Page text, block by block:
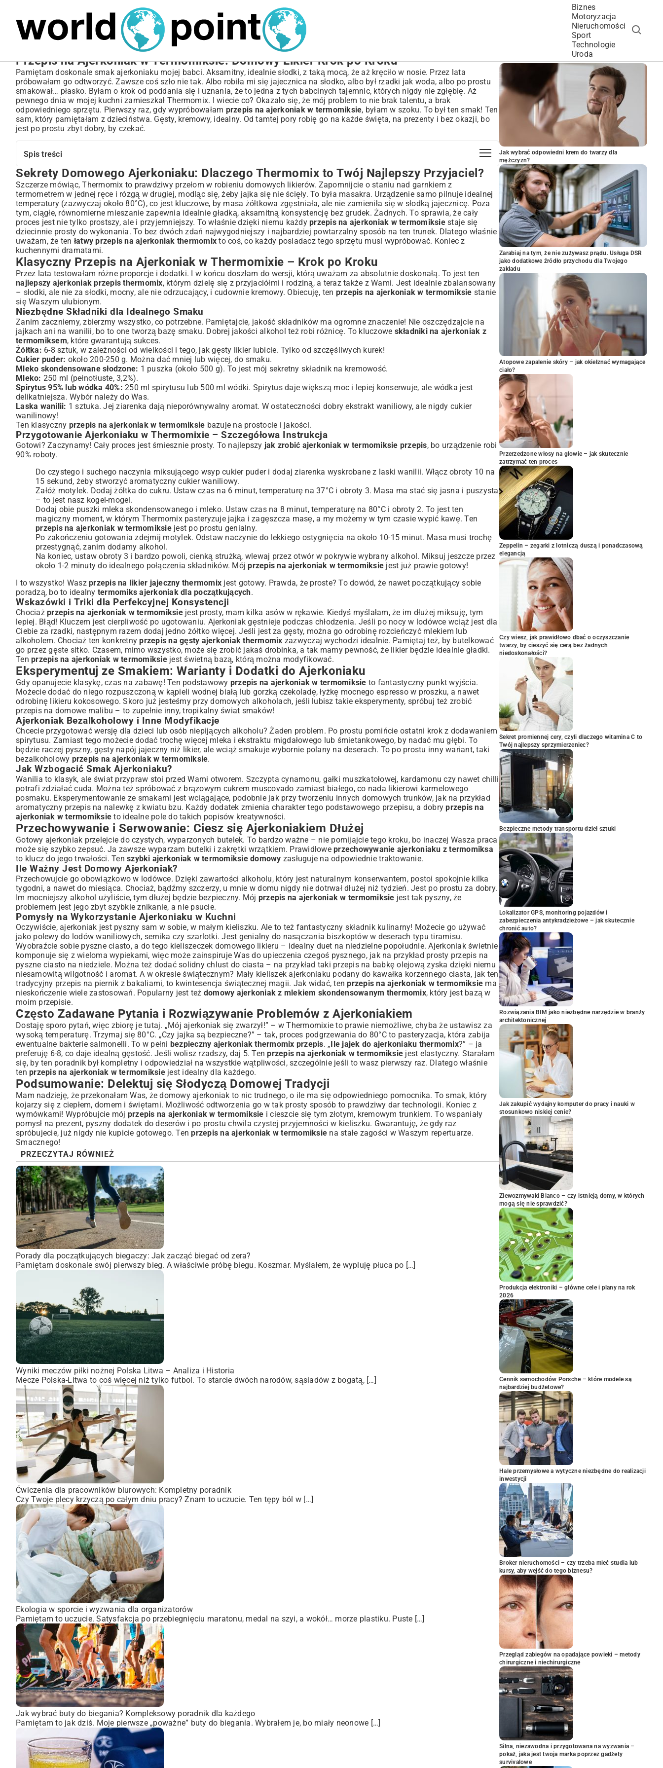
Biznes
Motoryzacja
Nieruchomości
Sport
Technologie
Uroda
Przepis na Ajerkoniak w Termomiksie: Domowy Likier Krok po Kroku
Pamiętam doskonale smak ajerkoniaku mojej babci. Aksamitny, idealnie słodki, z taką mocą, że aż kręciło w nosie. Przez lata
próbowałam go odtworzyć. Zawsze coś szło nie tak. Albo robiła mi się jajecznica na słodko, albo był rzadki jak woda, albo po prostu
smakował… płasko. Byłam o krok od poddania się i uznania, że to jedna z tych babcinych tajemnic, których nigdy nie zgłębię. Aż
pewnego dnia w mojej kuchni zamieszkał Thermomix. I wiecie co? Okazało się, że mój problem to nie brak talentu, a brak
odpowiedniego sprzętu. Pierwszy raz, gdy wypróbowałam przepis na ajerkoniak w termomiksie, byłam w szoku. To był ten smak! Ten
sam, który pamiętałam z dzieciństwa. Gęsty, kremowy, idealny. Od tamtej pory robię go na każde święta, na prezenty i bez okazji, bo
jest po prostu zbyt dobry, by czekać.
Spis treści
Sekrety Domowego Ajerkoniaku: Dlaczego Thermomix to Twój Najlepszy Przyjaciel?
Klasyczny Przepis na Ajerkoniak w Thermomixie – Krok po Kroku
Niezbędne Składniki dla Idealnego Smaku
Przygotowanie Ajerkoniaku w Thermomixie – Szczegółowa Instrukcja
Wskazówki i Triki dla Perfekcyjnej Konsystencji
Eksperymentuj ze Smakiem: Warianty i Dodatki do Ajerkoniaku
Ajerkoniak Bezalkoholowy i Inne Modyfikacje
Jak Wzbogacić Smak Ajerkoniaku?
Przechowywanie i Serwowanie: Ciesz się Ajerkoniakiem Dłużej
Ile Ważny Jest Domowy Ajerkoniak?
Pomysły na Wykorzystanie Ajerkoniaku w Kuchni
Często Zadawane Pytania i Rozwiązywanie Problemów z Ajerkoniakiem
Podsumowanie: Delektuj się Słodyczą Domowej Tradycji
Sekrety Domowego Ajerkoniaku: Dlaczego Thermomix to Twój Najlepszy Przyjaciel?
Szczerze mówiąc, Thermomix to prawdziwy przełom w robieniu domowych likierów. Zapomnijcie o staniu nad garnkiem z
termometrem w jednej ręce i rózgą w drugiej, modląc się, żeby jajka się nie ścięły. To była masakra. Urządzenie samo pilnuje idealnej
temperatury (zazwyczaj około 80°C), co jest kluczowe, by masa żółtkowa zgęstniała, ale nie zamieniła się w słodką jajecznicę. Poza
tym, ciągłe, równomierne mieszanie zapewnia idealnie gładką, aksamitną konsystencję bez grudek. Żadnych. To sprawia, że cały
proces jest nie tylko prostszy, ale i przyjemniejszy. To właśnie dzięki niemu każdy przepis na ajerkoniak w termomiksiestaje się
dziecinnie prosty do wykonania. To bez dwóch zdań najwygodniejszy i najbardziej powtarzalny sposób na ten trunek. Dlatego właśnie
uważam, że ten łatwy przepis na ajerkoniak thermomix to coś, co każdy posiadacz tego sprzętu musi wypróbować. Koniec z
kuchennymi dramatami.
Klasyczny Przepis na Ajerkoniak w Thermomixie – Krok po Kroku
Przez lata testowałam różne proporcje i dodatki. I w końcu doszłam do wersji, którą uważam za absolutnie doskonałą. To jest ten
najlepszy ajerkoniak przepis thermomix, którym dzielę się z przyjaciółmi i rodziną, a teraz także z Wami. Jest idealnie zbalansowany
– słodki, ale nie za słodki, mocny, ale nie odrzucający, i cudownie kremowy. Obiecuję, ten przepis na ajerkoniak w termomiksie stanie
się Waszym ulubionym.
Niezbędne Składniki dla Idealnego Smaku
Zanim zaczniemy, zbierzmy wszystko, co potrzebne. Pamiętajcie, jakość składników ma ogromne znaczenie! Nie oszczędzajcie na
jajkach ani na wanilii, bo to one tworzą bazę smaku. Dobrej jakości alkohol też robi różnicę. To kluczowe składniki na ajerkoniak z
termomiksem, które gwarantują sukces.
Żółtka: 6-8 sztuk, w zależności od wielkości i tego, jak gęsty likier lubicie. Tylko od szczęśliwych kurek!
Cukier puder: około 200-250 g. Można dać mniej lub więcej, do smaku.
Mleko skondensowane słodzone: 1 puszka (około 500 g). To jest mój sekretny składnik na kremowość.
Mleko: 250 ml (pełnotłuste, 3,2%).
Spirytus 95% lub wódka 40%: 250 ml spirytusu lub 500 ml wódki. Spirytus daje większą moc i lepiej konserwuje, ale wódka jest
delikatniejsza. Wybór należy do Was.
Laska wanilii: 1 sztuka. Jej ziarenka dają nieporównywalny aromat. W ostateczności dobry ekstrakt waniliowy, ale nigdy cukier
wanilinowy!
Ten klasyczny przepis na ajerkoniak w termomiksie bazuje na prostocie i jakości.
Przygotowanie Ajerkoniaku w Thermomixie – Szczegółowa Instrukcja
Gotowi? Zaczynamy! Cały proces jest śmiesznie prosty. To najlepszy jak zrobić ajerkoniak w termomiksie przepis, bo urządzenie robi
90% roboty.
Do czystego i suchego naczynia miksującego wsyp cukier puder i dodaj ziarenka wyskrobane z laski wanilii. Włącz obroty 10 na
15 sekund, żeby stworzyć aromatyczny cukier waniliowy.
Załóż motylek. Dodaj żółtka do cukru. Ustaw czas na 6 minut, temperaturę na 37°C i obroty 3. Masa ma stać się jasna i puszysta
– to jest nasz kogel-mogel.
Dodaj obie puszki mleka skondensowanego i mleko. Ustaw czas na 8 minut, temperaturę na 80°C i obroty 2. To jest ten
magiczny moment, w którym Thermomix pasteryzuje jajka i zagęszcza masę, a my możemy w tym czasie wypić kawę. Ten
przepis na ajerkoniak w termomiksiejest po prostu genialny.
Po zakończeniu gotowania zdejmij motylek. Odstaw naczynie do lekkiego ostygnięcia na około 10-15 minut. Masa musi trochę
przestygnąć, zanim dodamy alkohol.
Na koniec, ustaw obroty 3 i bardzo powoli, cienką strużką, wlewaj przez otwór w pokrywie wybrany alkohol. Miksuj jeszcze przez
około 1-2 minuty do idealnego połączenia składników. Mójprzepis na ajerkoniak w termomiksie jest już prawie gotowy!
I to wszystko! Wasz przepis na likier jajeczny thermomix jest gotowy. Prawda, że proste? To dowód, że nawet początkujący sobie
poradzą, bo to idealny termomiks ajerkoniak dla początkujących.
Wskazówki i Triki dla Perfekcyjnej Konsystencji
Chociaż przepis na ajerkoniak w termomiksiejest prosty, mam kilka asów w rękawie. Kiedyś myślałam, że im dłużej miksuję, tym
lepiej. Błąd! Kluczem jest cierpliwość po ugotowaniu. Ajerkoniak gęstnieje podczas chłodzenia. Jeśli po nocy w lodówce wciąż jest dla
Ciebie za rzadki, następnym razem dodaj jedno żółtko więcej. Jeśli jest za gęsty, można go odrobinę rozcieńczyć mlekiem lub
alkoholem. Chociaż ten konkretnyprzepis na gęsty ajerkoniak thermomix zazwyczaj wychodzi idealnie. Pamiętaj też, by butelkować
go przez gęste sitko. Czasem, mimo wszystko, może się zrobić jakaś drobinka, a tak mamy pewność, że likier będzie idealnie gładki.
Ten przepis na ajerkoniak w termomiksiejest świetną bazą, którą można modyfikować.
Eksperymentuj ze Smakiem: Warianty i Dodatki do Ajerkoniaku
Gdy opanujecie klasykę, czas na zabawę! Ten podstawowy przepis na ajerkoniak w termomiksie to fantastyczny punkt wyjścia.
Możecie dodać do niego rozpuszczoną w kąpieli wodnej białą lub gorzką czekoladę, łyżkę mocnego espresso w proszku, a nawet
odrobinę likieru kokosowego. Skoro już jesteśmy przy domowych alkoholach, jeśli lubisz takie eksperymenty, spróbuj też zrobić
przepis na domowe malibu – to zupełnie inny, tropikalny świat smaków!
Ajerkoniak Bezalkoholowy i Inne Modyfikacje
Chcecie przygotować wersję dla dzieci lub osób niepijących alkoholu? Żaden problem. Po prostu pomińcie ostatni krok z dodawaniem
spirytusu. Zamiast tego możecie dodać trochę więcej mleka i ekstraktu migdałowego lub śmietankowego, by nadać mu głębi. To
będzie raczej pyszny, gęsty napój jajeczny niż likier, ale wciąż smakuje wybornie polany na deserach. To po prostu inny wariant, taki
bezalkoholowy przepis na ajerkoniak w termomiksie.
Jak Wzbogacić Smak Ajerkoniaku?
Wanilia to klasyk, ale świat przypraw stoi przed Wami otworem. Szczypta cynamonu, gałki muszkatołowej, kardamonu czy nawet chilli
potrafi zdziałać cuda. Można też spróbować z brązowym cukrem muscovado zamiast białego, co nada likierowi karmelowego
posmaku. Eksperymentowanie ze smakami jest wciągające, podobnie jak przy tworzeniu innych domowych trunków, jak na przykład
aromatyczny przepis na nalewkę z kwiatu bzu. Każdy dodatek zmienia charakter tego podstawowego przepisu, a dobryprzepis na
ajerkoniak w termomiksie to idealne pole do takich popisów kreatywności.
Przechowywanie i Serwowanie: Ciesz się Ajerkoniakiem Dłużej
Gotowy ajerkoniak przelejcie do czystych, wyparzonych butelek. To bardzo ważne – nie pomijajcie tego kroku, bo inaczej Wasza praca
może się szybko zepsuć. Ja zawsze wyparzam butelki i zakrętki wrzątkiem. Prawidłowe przechowywanie ajerkoniaku z termomiksa
to klucz do jego trwałości. Ten szybki ajerkoniak w termomiksie domowy zasługuje na odpowiednie traktowanie.
Ile Ważny Jest Domowy Ajerkoniak?
Przechowujcie go obowiązkowo w lodówce. Dzięki zawartości alkoholu, który jest naturalnym konserwantem, postoi spokojnie kilka
tygodni, a nawet do miesiąca. Chociaż, bądźmy szczerzy, u mnie w domu nigdy nie dotrwał dłużej niż tydzień. Jest po prostu za dobry.
Im mocniejszy alkohol użyliście, tym dłużej będzie bezpieczny. Mój przepis na ajerkoniak w termomiksie jest tak pyszny, że
problemem jest jego zbyt szybkie znikanie, a nie psucie.
Pomysły na Wykorzystanie Ajerkoniaku w Kuchni
Oczywiście, ajerkoniak jest pyszny sam w sobie, w małym kieliszku. Ale to też fantastyczny składnik kulinarny! Możecie go używać
jako polewy do lodów waniliowych, sernika czy szarlotki. Jest genialny do nasączania biszkoptów w deserach typu tiramisu.
Wyobraźcie sobie pyszne ciasto, a do tego kieliszeczek domowego likieru – idealny duet na niedzielne popołudnie. Ajerkoniak świetnie
komponuje się z wieloma wypiekami, więc może zainspiruje Was do upieczenia czegoś pysznego, jak na przykład prosty przepis na
pyszne ciasto na niedziele. Można też dodać solidny chlust do ciasta – na przykład taki przepis na babkę olejową zyska dzięki niemu
niesamowitą wilgotność i aromat. A w okresie świątecznym? Mały kieliszek ajerkoniaku podany do kawałka korzennego ciasta, jak ten
tradycyjny przepis na piernik z bakaliami, to kwintesencja świątecznej magii. Jak widać, tenprzepis na ajerkoniak w termomiksie ma
nieskończenie wiele zastosowań. Popularny jest też domowy ajerkoniak z mlekiem skondensowanym thermomix, który jest bazą w
moim przepisie.
Często Zadawane Pytania i Rozwiązywanie Problemów z Ajerkoniakiem
Dostaję sporo pytań, więc zbiorę je tutaj. „Mój ajerkoniak się zwarzył!” – w Thermomixie to prawie niemożliwe, chyba że ustawisz za
wysoką temperaturę. Trzymaj się 80°C. „Czy jajka są bezpieczne?” – tak, proces podgrzewania do 80°C to pasteryzacja, która zabija
ewentualne bakterie salmonelli. To w pełni bezpieczny ajerkoniak thermomix przepis. „Ile jajek do ajerkoniaku thermomix?” – ja
preferuję 6-8, co daje idealną gęstość. Jeśli wolisz rzadszy, daj 5. Tenprzepis na ajerkoniak w termomiksie jest elastyczny. Starałam
się, by ten poradnik był kompletny i odpowiedział na wszystkie wątpliwości, szczególnie jeśli to wasz pierwszy raz. Dlatego właśnie
ten przepis na ajerkoniak w termomiksiejest idealny dla każdego.
Podsumowanie: Delektuj się Słodyczą Domowej Tradycji
Mam nadzieję, że przekonałam Was, że domowy ajerkoniak to nic trudnego, o ile ma się odpowiedniego pomocnika. To smak, który
kojarzy się z ciepłem, domem i świętami. Możliwość odtworzenia go w tak prosty sposób to prawdziwy dar technologii. Koniec z
wymówkami! Wypróbujcie mój przepis na ajerkoniak w termomiksie i cieszcie się tym złotym, kremowym trunkiem. To wspaniały
pomysł na prezent, pyszny dodatek do deserów i po prostu chwila czystej przyjemności w kieliszku. Gwarantuję, że gdy raz
spróbujecie, już nigdy nie kupicie gotowego. Tenprzepis na ajerkoniak w termomiksie na stałe zagości w Waszym repertuarze.
Smacznego!
PRZECZYTAJ RÓWNIEŻ
Porady dla początkujących biegaczy: Jak zacząć biegać od zera?
Pamiętam doskonale swój pierwszy bieg. A właściwie próbę biegu. Koszmar. Myślałem, że wypluję płuca po […]
Wyniki meczów piłki nożnej Polska Litwa – Analiza i Historia
Mecze Polska-Litwa to coś więcej niż tylko futbol. To starcie dwóch narodów, sąsiadów z bogatą, […]
Ćwiczenia dla pracowników biurowych: Kompletny poradnik
Czy Twoje plecy krzyczą po całym dniu pracy? Znam to uczucie. Ten tępy ból w […]
Ekologia w sporcie i wyzwania dla organizatorów
Pamiętam to uczucie. Satysfakcja po przebiegnięciu maratonu, medal na szyi, a wokół… morze plastiku. Puste […]
Jak wybrać buty do biegania? Kompleksowy poradnik dla każdego
Pamiętam to jak dziś. Moje pierwsze „poważne” buty do biegania. Wybrałem je, bo miały neonowe […]
POPULARNE ARTYKUŁY
Jak wybrać odpowiedni krem do twarzy dla
mężczyzn?
Zarabiaj na tym, że nie zużywasz prądu. Usługa DSR
jako dodatkowe źródło przychodu dla Twojego
zakładu
Atopowe zapalenie skóry – jak okiełznać wymagające
ciało?
Przerzedzone włosy na głowie – jak skutecznie
zatrzymać ten proces
Zeppelin – zegarki z lotniczą duszą i ponadczasową
elegancją
Czy wiesz, jak prawidłowo dbać o oczyszczanie
twarzy, by cieszyć się cerą bez żadnych
niedoskonałości?
Sekret promiennej cery, czyli dlaczego witamina C to
Twój najlepszy sprzymierzeniec?
Bezpieczne metody transportu dzieł sztuki
Lokalizator GPS, monitoring pojazdów i
zabezpieczenia antykradzieżowe – jak skutecznie
chronić auto?
Rozwiązania BIM jako niezbędne narzędzie w branży
architektonicznej
Jak zakupić wydajny komputer do pracy i nauki w
stosunkowo niskiej cenie?
Zlewozmywaki Blanco – czy istnieją domy, w których
mogą się nie sprawdzić?
Produkcja elektroniki – główne cele i plany na rok
2026
Cennik samochodów Porsche – które modele są
najbardziej budżetowe?
Hale przemysłowe a wytyczne niezbędne do realizacji
inwestycji
Broker nieruchomości – czy trzeba mieć studia lub
kursy, aby wejść do tego biznesu?
Przegląd zabiegów na opadające powieki – metody
chirurgiczne i niechirurgiczne
Silna, niezawodna i przygotowana na wyzwania –
pokaż, jaka jest twoja marka poprzez gadżety
survivalowe